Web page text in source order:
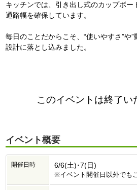
キッチンでは、引き出し式のカップボー
通路幅を確保しています。
毎日のことだからこそ、“使いやすさ”や”
設計に落とし込みました。
このイベントは終了い
イベント概要
開催日時 6/6(土)･7(日)
※イベント開催日以外でも